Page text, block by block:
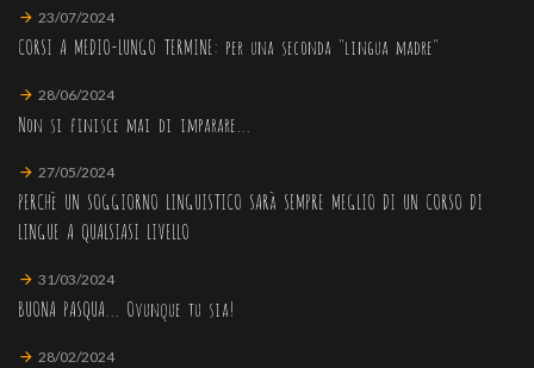
23/07/2024
CORSI A MEDIO-LUNGO TERMINE: per una seconda "lingua madre"
28/06/2024
Non si finisce mai di imparare...
27/05/2024
PERCHè UN SOGGIORNO LINGUISTICO SARà SEMPRE MEGLIO DI UN CORSO DI
LINGUE A QUALSIASI LIVELLO
31/03/2024
BUONA PASQUA... Ovunque tu sia!
28/02/2024